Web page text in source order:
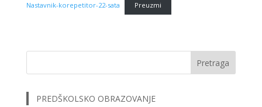
Nastavnik-korepetitor-22-sata Preuzmi
Pretraga
PREDŠKOLSKO OBRAZOVANJE